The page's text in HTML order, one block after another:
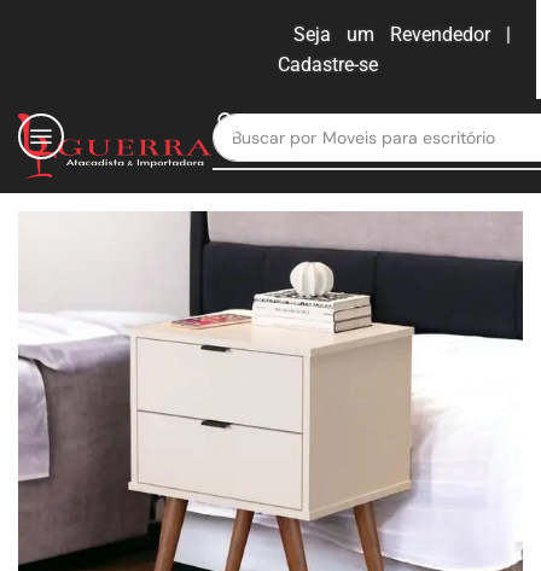
Seja um Revendedor |
Cadastre-se
Buscar por Moveis para escritório